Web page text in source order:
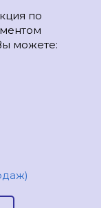
по
можете: